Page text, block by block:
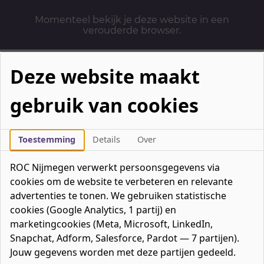
Momenteel bekijk je deze website in een
verouderde browser.
Mbo-opleidingen
Werken & Leren
Mavo / havo / vwo
Contact
Over ons
Bedrijven
Favorieten0favorieten
Mijn ROC
Zoeken
Deze website maakt
gebruik van cookies
Toestemming Details Over
ROC Nijmegen verwerkt persoonsgegevens via
cookies om de website te verbeteren en relevante
advertenties te tonen. We gebruiken statistische
cookies (Google Analytics, 1 partij) en
marketingcookies (Meta, Microsoft, LinkedIn,
Snapchat, Adform, Salesforce, Pardot — 7 partijen).
Jouw gegevens worden met deze partijen gedeeld.